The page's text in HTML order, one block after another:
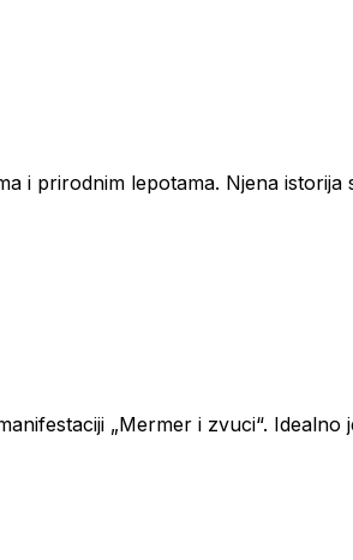
i prirodnim lepotama. Njena
„Mermer i zvuci“. Idealno